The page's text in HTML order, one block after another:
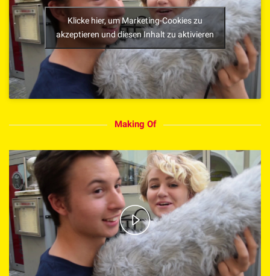
Klicke hier, um Marketing-Cookies zu
akzeptieren und diesen Inhalt zu aktivieren
Making Of
Play
Video